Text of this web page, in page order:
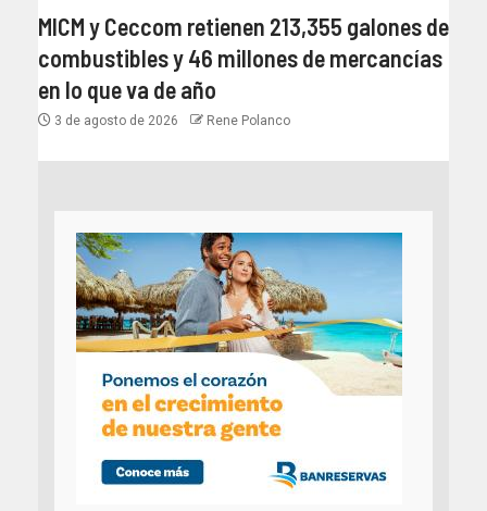
MICM y Ceccom retienen 213,355 galones de
combustibles y 46 millones de mercancías
en lo que va de año
3 de agosto de 2026 Rene Polanco